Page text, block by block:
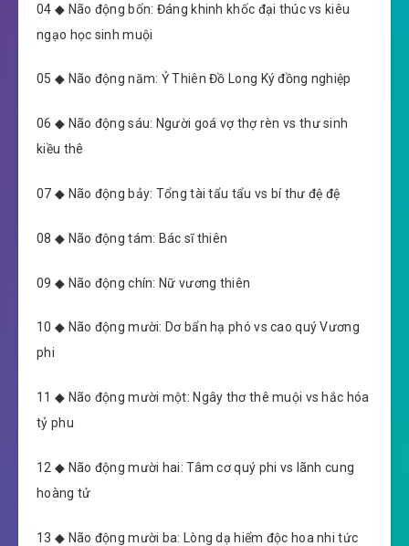
04 ◆ Não động bốn: Đáng khinh khốc đại thúc vs kiêu
ngạo học sinh muội
05 ◆ Não động năm: Ỷ Thiên Đồ Long Ký đồng nghiệp
06 ◆ Não động sáu: Người goá vợ thợ rèn vs thư sinh
kiều thê
07 ◆ Não động bảy: Tổng tài tẩu tẩu vs bí thư đệ đệ
08 ◆ Não động tám: Bác sĩ thiên
09 ◆ Não động chín: Nữ vương thiên
10 ◆ Não động mười: Dơ bẩn hạ phó vs cao quý Vương
phi
11 ◆ Não động mười một: Ngây thơ thê muội vs hắc hóa
tỷ phu
12 ◆ Não động mười hai: Tâm cơ quý phi vs lãnh cung
hoàng tử
13 ◆ Não động mười ba: Lòng dạ hiểm độc hoa nhi tức